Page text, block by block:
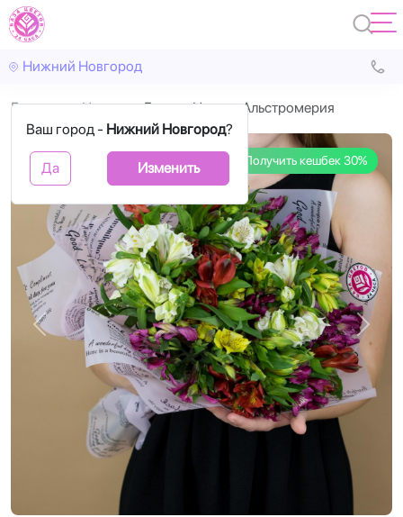
Нижний Новгород
Ваш город - Нижний Новгород?
Да Изменить
Главная Цветы Букеты Цветов Альстромерия
Получить кешбек 30%
Назад